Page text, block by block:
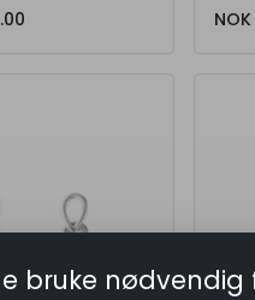
bruke nødvendig